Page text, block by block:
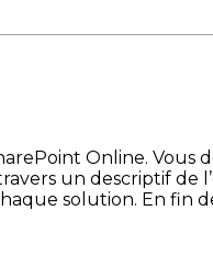
Online. Vous
un descriptif de
solution. En fin